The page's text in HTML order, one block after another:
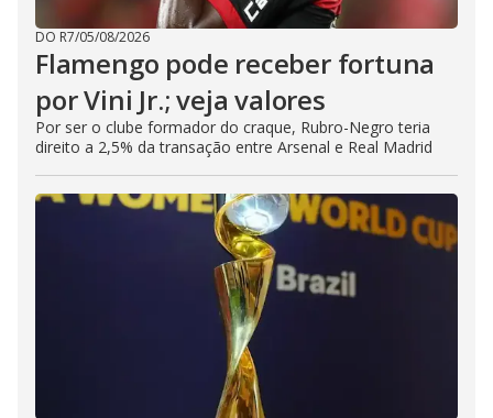
DO R7/05/08/2026
Flamengo pode receber fortuna
por Vini Jr.; veja valores
Por ser o clube formador do craque, Rubro-Negro teria
direito a 2,5% da transação entre Arsenal e Real Madrid